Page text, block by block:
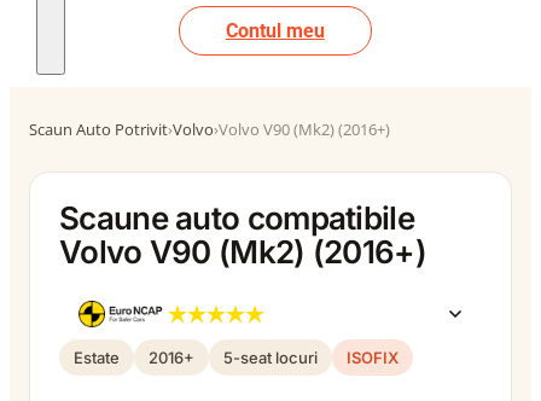
Contul meu
Scaun Auto Potrivit›Volvo›Volvo V90 (Mk2) (2016+)
Scaune auto compatibile
Volvo V90 (Mk2) (2016+)
Estate 2016+ 5-seat locuri ISOFIX